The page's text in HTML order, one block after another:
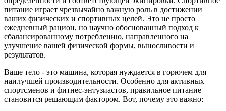
питание играет чрезвычайно важную роль в достижении
ваших физических и спортивных целей. Это не просто
ежедневный рацион, но научно обоснованный подход к
сбалансированному потреблению, направленного на
улучшение вашей физической формы, выносливости и
результатов.
Ваше тело - это машина, которая нуждается в горючем для
наилучшей производительности. Особенно для активных
спортсменов и фитнес-энтузиастов, правильное питание
становится решающим фактором. Вот, почему это важно: